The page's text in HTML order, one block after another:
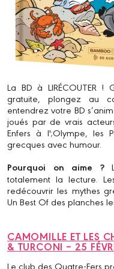
La BD à LIRÉCOUTER
gratuite, plongez au
entendrez votre BD
joués par de vrais
Enfers à l';Olympe, les
grecques avec humour.
Pourquoi on aime ?
totalement la lecture.
redécouvrir les mythes
Un Best Of des planches
CAMOMILLE ET LES
& TURCONI – 25
Le club des Quatre-Fers